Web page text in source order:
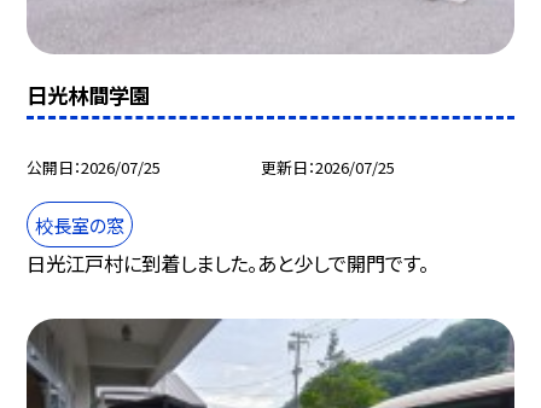
日光林間学園
公開日 2026/07/25 更新日 2026/07/25
校長室の窓
日光江戸村に到着しました。あと少しで開門です。